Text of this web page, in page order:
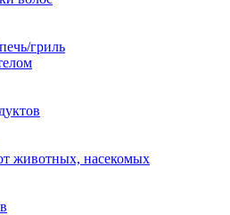
гриль
животных, насекомых